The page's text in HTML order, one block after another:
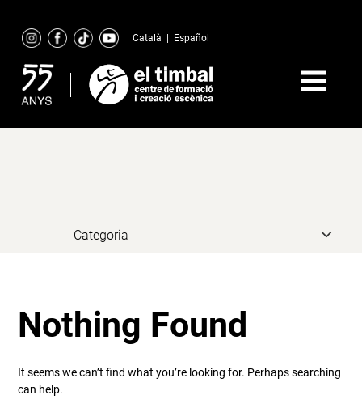
content
Català Español
Nothing Found
It seems we can’t find what you’re looking for. Perhaps searching
can help.